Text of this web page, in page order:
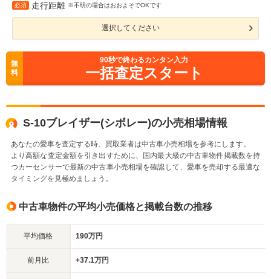
必須 走行距離 ※不明の場合はおおよそでOKです
選択してください
無
料
90秒で終わるカンタン入力
一括査定スタート
S-10ブレイザー(シボレー)の小売相場情報
あなたの愛車を査定する時、買取業者は中古車小売相場を参考にします。
より高額な査定金額を引き出すために、国内最大級の中古車物件掲載数を持
つカーセンサーで最新の中古車小売相場を確認して、愛車を売却する最適な
タイミングを見極めましょう。
中古車物件の平均小売価格と掲載台数の推移
平均価格 190万円
前月比 +37.1万円